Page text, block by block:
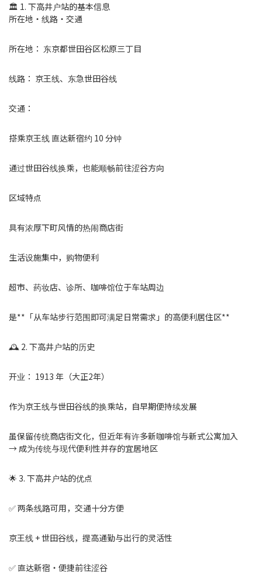
🏛 1. 下高井户站的基本信息
所在地・线路・交通
所在地： 东京都世田谷区松原三丁目
线路： 京王线、东急世田谷线
交通：
搭乘京王线 直达新宿约 10 分钟
通过世田谷线换乘，也能顺畅前往涩谷方向
区域特点
具有浓厚下町风情的热闹商店街
生活设施集中，购物便利
超市、药妆店、诊所、咖啡馆位于车站周边
是**「从车站步行范围即可满足日常需求」的高便利居住区**
🕰 2. 下高井户站的历史
开业： 1913 年（大正2年）
作为京王线与世田谷线的换乘站，自早期便持续发展
虽保留传统商店街文化，但近年有许多新咖啡馆与新式公寓加入
→ 成为传统与现代便利性并存的宜居地区
🌟 3. 下高井户站的优点
✅ 两条线路可用，交通十分方便
京王线 + 世田谷线，提高通勤与出行的灵活性
✅ 直达新宿・便捷前往涩谷